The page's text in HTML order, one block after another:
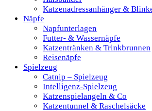
Katzenadressanhänger &
Näpfe
Napfunterlagen
Futter- & Wassernäpfe
Katzentränken & Trinkbrunnen
Reisenäpfe
Spielzeug
Catnip – Spielzeug
Intelligenz-Spielzeug
Katzenspielangeln & Co
Katzentunnel & Raschelsäcke